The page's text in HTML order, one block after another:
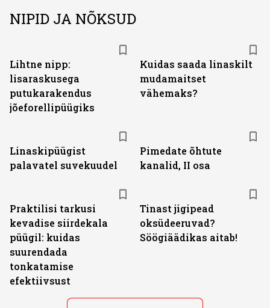
NIPID JA NÕKSUD
Lihtne nipp:
lisaraskusega
putukarakendus
jõeforellipüügiks
Kuidas saada linaskilt
mudamaitset
vähemaks?
Linaskipüügist
palavatel suvekuudel
Pimedate õhtute
kanalid, II osa
Praktilisi tarkusi
kevadise siirdekala
püügil: kuidas
suurendada
tonkatamise
efektiivsust
Tinast jigipead
oksüdeeruvad?
Söögiäädikas aitab!